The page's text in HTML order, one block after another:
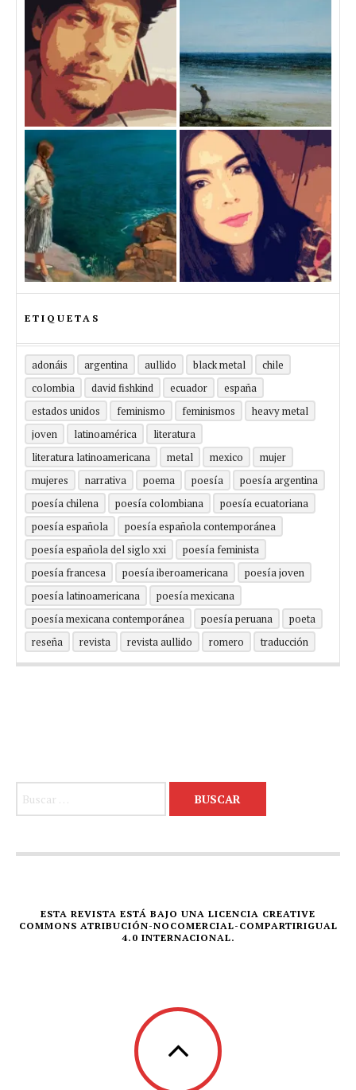
ETIQUETAS
adonáis argentina aullido black metal
chile
colombia
david fishkind ecuador
españa
estados unidos
feminismo feminismos
heavy metal
joven
latinoamérica
literatura
literatura latinoamericana
metal mexico
mujer
mujeres
narrativa poema poesía
poesía argentina
poesía chilena
poesía colombiana
poesía ecuatoriana
poesía española
poesía española contemporánea
poesía española del siglo xxi
poesía feminista
poesía francesa
poesía iberoamericana
poesía joven
poesía latinoamericana
poesía mexicana
poesía mexicana contemporánea
poesía peruana
poeta
reseña
revista revista aullido romero traducción
ESTA REVISTA ESTÁ BAJO UNA LICENCIA CREATIVE
COMMONS ATRIBUCIÓN-NOCOMERCIAL-COMPARTIRIGUAL
4.0 INTERNACIONAL.